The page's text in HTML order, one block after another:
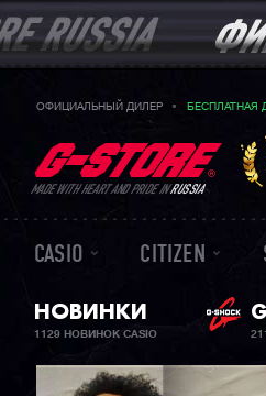
ОФИЦИАЛЬНЫЙ ДИЛЕР БЕСПЛАТНАЯ
MADE WITH HEART AND PRIDE INRUSSIA
CASIO CITIZEN
НОВИНКИ
1129 НОВИНОК CASIO